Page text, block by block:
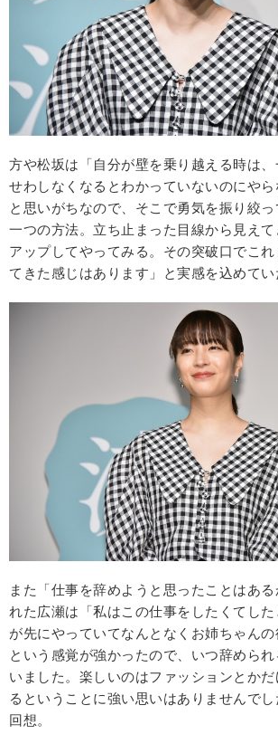
方や松坂は「自分が壁を乗り越える時は、
せわしなくなるとわかっていないのにや
と思いがちなので、そこで勇気を振り絞
一つの方法。立ち止まった目線から見え
アップしてやってみる。その突破口でこれ
てきた感じはあります」と実感を込めてい
また「仕事を辞めようと思ったことはあ
れた広瀬は「私はこの仕事をしたくてし
が先にやっていてなんとなくお姉ちゃんの
という感覚が強かったので、いつ辞めら
いました。楽しいのはファッションとか
るということに強い思いはありませんで
回想。